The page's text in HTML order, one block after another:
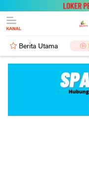
Berita Utama